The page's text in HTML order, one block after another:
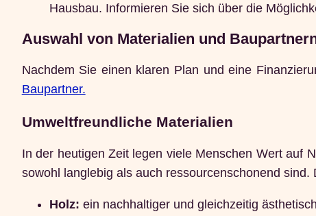
Hausbau. Informieren Sie sich über die
Auswahl von Materialien und
Nachdem Sie einen klaren Plan und eine
Baupartner.
Umweltfreundliche Materialien
In der heutigen Zeit legen viele Menschen Wert auf
sowohl langlebig als auch ressourcenschonend sind.
Holz: ein nachhaltiger und gleichzeitig